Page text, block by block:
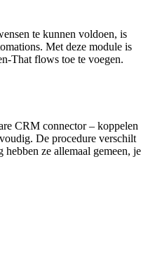
te kunnen voldoen, is
Met deze module is
That flows toe te voegen.
CRM connector – koppelen
De procedure verschilt
ze allemaal gemeen, je